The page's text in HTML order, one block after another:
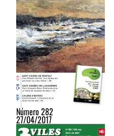
Número 282
27/04/2017